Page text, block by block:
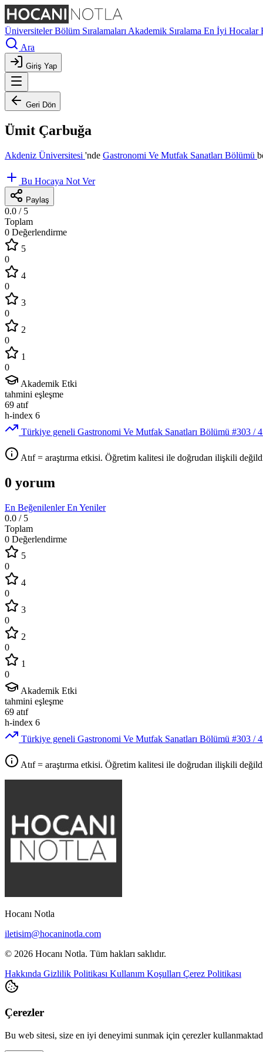
ÜniversitelerBölüm Sıralamaları Akademik Sıralama En İyi Hocalar
Ara
Giriş Yap
Geri Dön
Ümit Çarbuğa
Akdeniz Üniversitesi 'nde Gastronomi Ve Mutfak Sanatları Bölümü
Bu Hocaya Not Ver
Paylaş
0.0 / 5
Toplam
0 Değerlendirme
5
0
4
0
3
0
2
0
1
0
Akademik Etki
tahmini eşleşme
69 atıf
h-index 6
Türkiye geneli Gastronomi Ve Mutfak Sanatları Bölümü #303 /
Atıf = araştırma etkisi. Öğretim kalitesi ile doğrudan ilişkili
0 yorum
En BeğenilenlerEn Yeniler
0.0 / 5
Toplam
0 Değerlendirme
5
0
4
0
3
0
2
0
1
0
Akademik Etki
tahmini eşleşme
69 atıf
h-index 6
Türkiye geneli Gastronomi Ve Mutfak Sanatları Bölümü #303 /
Atıf = araştırma etkisi. Öğretim kalitesi ile doğrudan ilişkili
Hocanı Notla
iletisim@hocaninotla.com
© 2026 Hocanı Notla. Tüm hakları saklıdır.
Hakkında Gizlilik Politikası Kullanım Koşulları Çerez Politikası
Çerezler
Bu web sitesi, size en iyi deneyimi sunmak için çerezler